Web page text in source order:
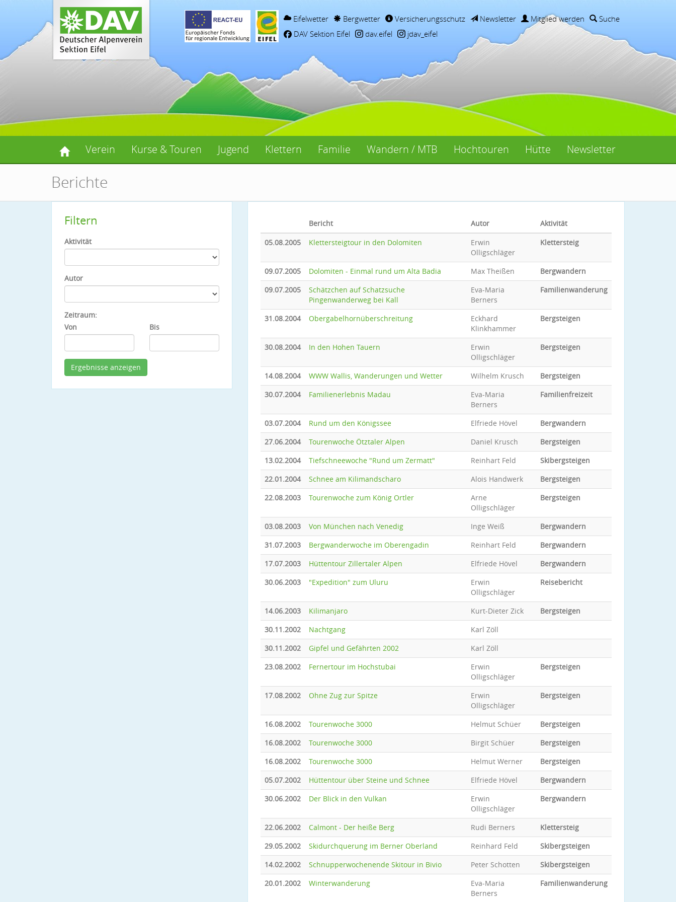
Eifelwetter Bergwetter Versicherungsschutz Newsletter Mitglied werden
Suche
DAV Sektion Eifel
dav.eifel jdav_eifel
Verein Kurse & Touren Jugend Klettern Familie Wandern / MTB Hochtouren Hütte Newsletter
Berichte
Filtern
Aktivität
Autor
Zeitraum:
Von
Bis
Bericht Autor
Aktivität
05.08.2005
Klettersteigtour in den Dolomiten
Erwin
Olligschläger
Klettersteig
09.07.2005 Dolomiten - Einmal rund um Alta Badia Max Theißen
Bergwandern
09.07.2005
Schätzchen auf Schatzsuche
Pingenwanderweg bei Kall
Eva-Maria
Berners
Familienwanderung
31.08.2004 Obergabelhornüberschreitung
Eckhard
Klinkhammer
Bergsteigen
30.08.2004 In den Hohen Tauern
Erwin
Olligschläger
Bergsteigen
14.08.2004 WWW Wallis, Wanderungen und Wetter Wilhelm Krusch
Bergsteigen
30.07.2004
Familienerlebnis Madau
Eva-Maria
Berners
Familienfreizeit
03.07.2004 Rund um den Königssee Elfriede Hövel
Bergwandern
27.06.2004
Tourenwoche Ötztaler Alpen Daniel Krusch
Bergsteigen
13.02.2004
Tiefschneewoche "Rund um Zermatt" Reinhart Feld
Skibergsteigen
22.01.2004
Schnee am Kilimandscharo Alois Handwerk
Bergsteigen
22.08.2003
Tourenwoche zum König Ortler
Arne
Olligschläger
Bergsteigen
03.08.2003 Von München nach Venedig Inge Weiß
Bergwandern
31.07.2003
Bergwanderwoche im Oberengadin Reinhart Feld
Bergwandern
17.07.2003
Hüttentour Zillertaler Alpen Elfriede Hövel
Bergwandern
30.06.2003
"Expedition" zum Uluru
Erwin
Olligschläger
Reisebericht
14.06.2003 Kilimanjaro Kurt-Dieter Zick
Bergsteigen
30.11.2002
Nachtgang
Karl Zöll
30.11.2002
Gipfel und Gefährten 2002
Karl Zöll
23.08.2002
Fernertour im Hochstubai
Erwin
Olligschläger
Bergsteigen
17.08.2002 Ohne Zug zur Spitze
Erwin
Olligschläger
Bergsteigen
16.08.2002 Tourenwoche 3000 Helmut Schüer
Bergsteigen
16.08.2002
Tourenwoche 3000 Birgit Schüer
Bergsteigen
16.08.2002
Tourenwoche 3000 Helmut Werner
Bergsteigen
05.07.2002
Hüttentour über Steine und Schnee Elfriede Hövel
Bergwandern
30.06.2002
Der Blick in den Vulkan
Erwin
Olligschläger
Bergwandern
22.06.2002 Calmont - Der heiße Berg Rudi Berners
Klettersteig
29.05.2002
Skidurchquerung im Berner Oberland Reinhard Feld
Skibergsteigen
14.02.2002
Schnupperwochenende Skitour in Bivio Peter Schotten
Skibergsteigen
20.01.2002
Winterwanderung
Eva-Maria
Berners
Familienwanderung